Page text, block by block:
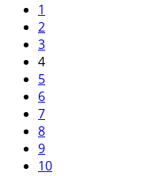
1
2
3
4
5
6
7
8
9
10